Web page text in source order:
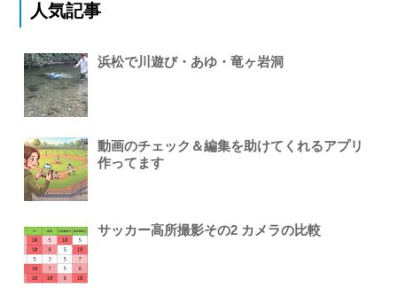
人気記事
浜松で川遊び・あゆ・竜ヶ岩洞
動画のチェック＆編集を助けてくれるアプリ
作ってます
サッカー高所撮影その2 カメラの比較